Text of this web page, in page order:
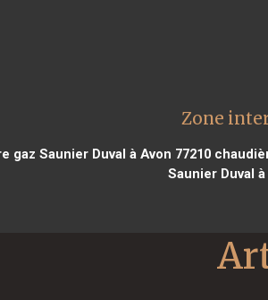
Zone
gaz Saunier Duval à Avon 77210
Saunier Duval